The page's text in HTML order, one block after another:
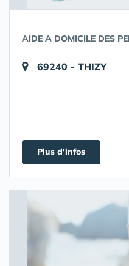
AIDE A DOMICILE DES
69240 - THIZY
Plus d'infos